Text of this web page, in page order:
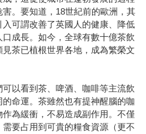
。要知道，18世紀前的歐洲，其
可謂改善了英國人的健康、降低
成長。如今，全球有數十億茶飲
茶已植根世界各地，成為繁榮文
以看到茶、啤酒、咖啡等主流飲
命運。茶雖然也有提神醒腦的咖
為緩衝，不易造成副作用。不僅
要占用到可貴的糧食資源（更不